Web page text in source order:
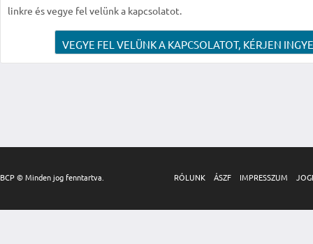
linkre és vegye fel velünk a kapcsolatot.
VEGYE FEL VELÜNK A KAPCSOLATOT, KÉRJEN
BCP © Minden jog fenntartva. RÓLUNK ÁSZF IMPRESSZUM